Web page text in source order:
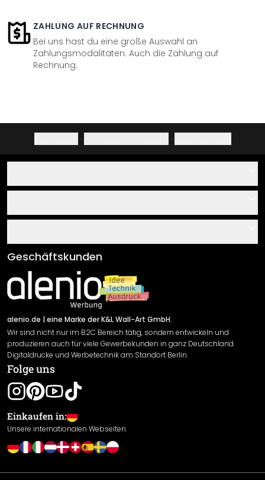
ZAHLUNG AUF RECHNUNG
Bei uns hast du eine große Auswahl an
Zahlungsmodalitäten. Auch die Zahlung auf
Rechnung.
· ·
Über uns
Klebe- und Montageanleitungen
Newsletter An-/Abmeldung
Sendungsverfolgung
AGB
Impressum
Versand & Zahlung
Rücksendung
Widerrufsrecht
Datenschutzerklärung
Gewährleistung
Leistungserklärung / CE-Zeichen
Cookie Einstellungen
Geschäftskunden
alenio.de | eine Marke der K&L Wall-Art GmbH.
Wir sind nicht nur im B2C Bereich tätig, sondern entwickeln und
produzieren auch für viele Gewerbekunden in ganz Deutschland
Digitaldrucke und Werbetechnik am Standort Berlin.
Folge uns
Einkaufen in:
Unsere internationalen Webseiten